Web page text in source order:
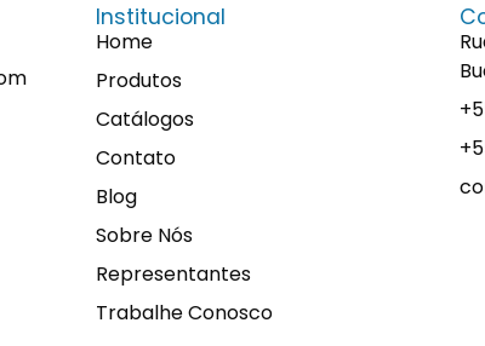
Institucional
Home
Produtos
Catálogos
Contato
Blog
Sobre Nós
Representantes
Trabalhe Conosco